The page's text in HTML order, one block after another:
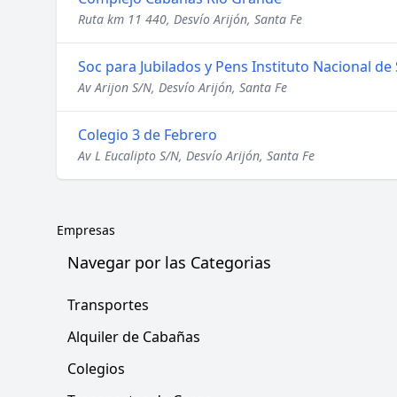
Ruta km 11 440, Desvío Arijón, Santa Fe
Soc para Jubilados y Pens Instituto Nacional de
Av Arijon S/N, Desvío Arijón, Santa Fe
Colegio 3 de Febrero
Av L Eucalipto S/N, Desvío Arijón, Santa Fe
Empresas
Navegar por las Categorias
Transportes
Alquiler de Cabañas
Colegios